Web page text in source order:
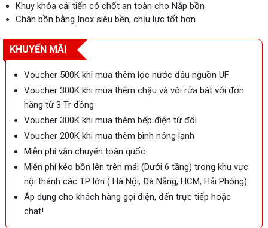
Khuy khóa cải tiến có chốt an toàn cho Nắp bồn
Chân bồn bằng Inox siêu bền, chịu lực tốt hơn
KHUYẾN MÃI
Voucher 500K khi mua thêm lọc nước đầu nguồn UF
Voucher 300K khi mua thêm chậu và vòi rửa bát với đơn
hàng từ 3 Tr đồng
Voucher 300K khi mua thêm bếp điện từ đôi
Voucher 200K khi mua thêm bình nóng lạnh
Miễn phí vận chuyển toàn quốc
Miễn phí kéo bồn lên trên mái (Dưới 6 tầng) trong khu vực
nội thành các TP lớn ( Hà Nội, Đà Nẵng, HCM, Hải Phòng)
Áp dụng cho khách hàng gọi điện, đến trực tiếp hoặc
chat!